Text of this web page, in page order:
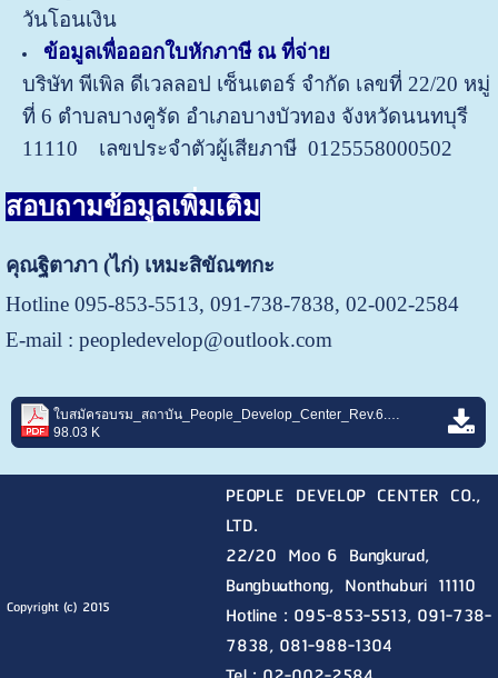
วันโอนเงิน
ข้อมูลเพื่อออกใบหักภาษี ณ ที่จ่าย
บริษัท พีเพิล ดีเวลลอป เซ็นเตอร์ จำกัด เลขที่ 22/20 หมู่
ที่ 6 ตำบลบางคูรัด อำเภอบางบัวทอง จังหวัดนนทบุรี
11110
เลขประจำตัวผู้เสียภาษี 0125558000502
สอบถามข้อมูลเพิ่มเติม
คุณฐิตาภา (ไก่) เหมะสิขัณฑกะ
Hotline 095-853-5513, 091-738-7838, 02-002-2584
E-mail : peopledevelop@outlook.com
98.03 K
Copyright (c) 2015
PEOPLE DEVELOP CENTER CO.,
LTD.
22/20 Moo 6 Bangkurad,
Bangbuathong, Nonthaburi 11110
Hotline : 095-853-5513, 091-738-
7838, 081-988-1304